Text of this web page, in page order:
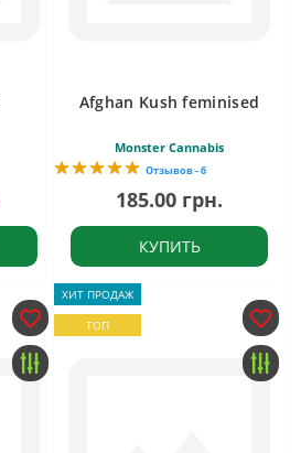
Afghan Kush feminised
Monster Cannabis
Отзывов - 6
185.00 грн.
КУПИТЬ
ХИТ ПРОДАЖ
ТОП